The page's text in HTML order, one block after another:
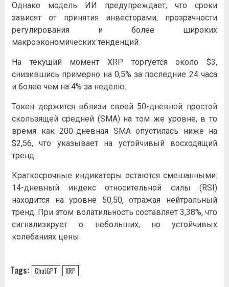
Однако модель ИИ предупреждает, что сроки
зависят от принятия инвесторами, прозрачности
регулирования и более широких
макроэкономических тенденций.
На текущий момент XRP торгуется около $3,
снизившись примерно на 0,5% за последние 24 часа
и более чем на 4% за неделю.
Токен держится вблизи своей 50-дневной простой
скользящей средней (SMA) на том же уровне, в то
время как 200-дневная SMA опустилась ниже на
$2,56, что указывает на устойчивый восходящий
тренд.
Краткосрочные индикаторы остаются смешанными:
14-дневный индекс относительной силы (RSI)
находится на уровне 50,50, отражая нейтральный
тренд. При этом волатильность составляет 3,38%, что
сигнализирует о небольших, но устойчивых
колебаниях цены.
Tags: ChatGPT XRP